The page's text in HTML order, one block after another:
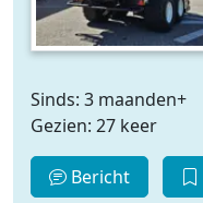
Sinds: 3 maanden+
Gezien: 27 keer
Bericht